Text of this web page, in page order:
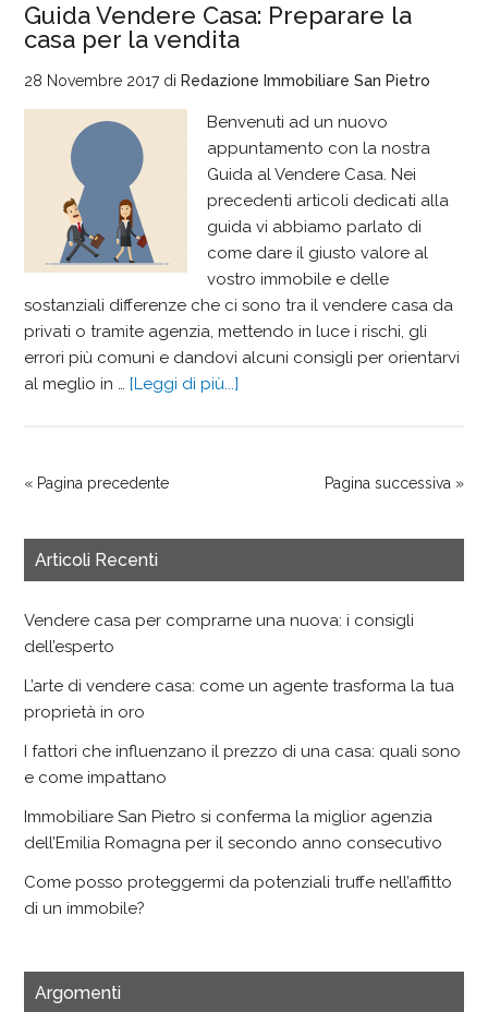
Guida Vendere Casa: Preparare la
casa per la vendita
28 Novembre 2017di Redazione Immobiliare San Pietro
Benvenuti ad un nuovo
appuntamento con la nostra
Guida al Vendere Casa. Nei
precedenti articoli dedicati alla
guida vi abbiamo parlato di
come dare il giusto valore al
vostro immobile e delle
sostanziali differenze che ci sono tra il vendere casa da
privati o tramite agenzia, mettendo in luce i rischi, gli
errori più comuni e dandovi alcuni consigli per orientarvi
al meglio in …[Leggi di più...]
« Pagina precedente Pagina successiva »
Articoli Recenti
Vendere casa per comprarne una nuova: i consigli
dell’esperto
L’arte di vendere casa: come un agente trasforma la tua
proprietà in oro
I fattori che influenzano il prezzo di una casa: quali sono
e come impattano
Immobiliare San Pietro si conferma la miglior agenzia
dell’Emilia Romagna per il secondo anno consecutivo
Come posso proteggermi da potenziali truffe nell’affitto
di un immobile?
Argomenti